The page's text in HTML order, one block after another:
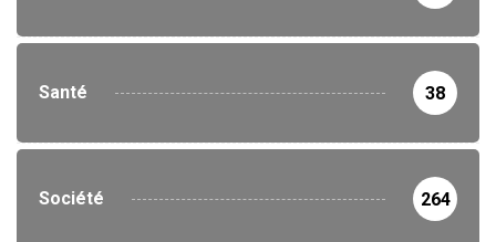
Santé 38
Société 264